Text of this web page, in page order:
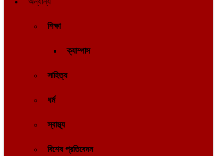
শিক্ষা
ক্যাম্পাস
সাহিত্য
ধর্ম
স্বাস্থ্য
বিশেষ প্রতিবেদন